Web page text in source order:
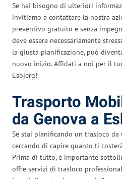
Se hai bisogno di ulteriori
invitiamo a contattare la nostra
preventivo gratuito e senza
deve essere necessariamente
la giusta pianificazione, può
nuovo inizio. Affidati a noi per il
Esbjerg!
Trasporto
da Genova a
Se stai pianificando un trasloco da
cercando di capire quanto ti
Prima di tutto, è importante
offre servizi di trasloco